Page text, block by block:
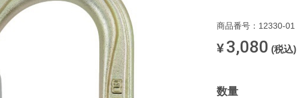
商品番号：12330-01
¥ 3,080 (税込)
数量